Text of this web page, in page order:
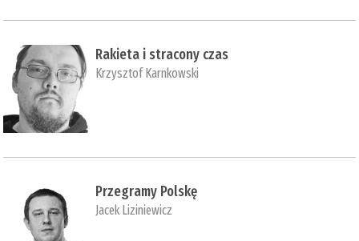
Rakieta i stracony czas
Krzysztof Karnkowski
Przegramy Polskę
Jacek Liziniewicz